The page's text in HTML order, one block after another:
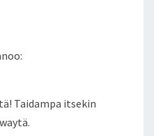
Taidampa itsekin